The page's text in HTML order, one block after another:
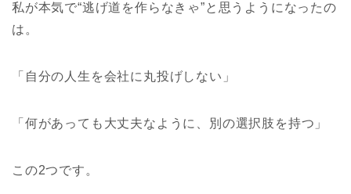
私が本気で“逃げ道を作らなきゃ”と思うようになったの
は。
「自分の人生を会社に丸投げしない」
「何があっても大丈夫なように、別の選択肢を持つ」
この2つです。